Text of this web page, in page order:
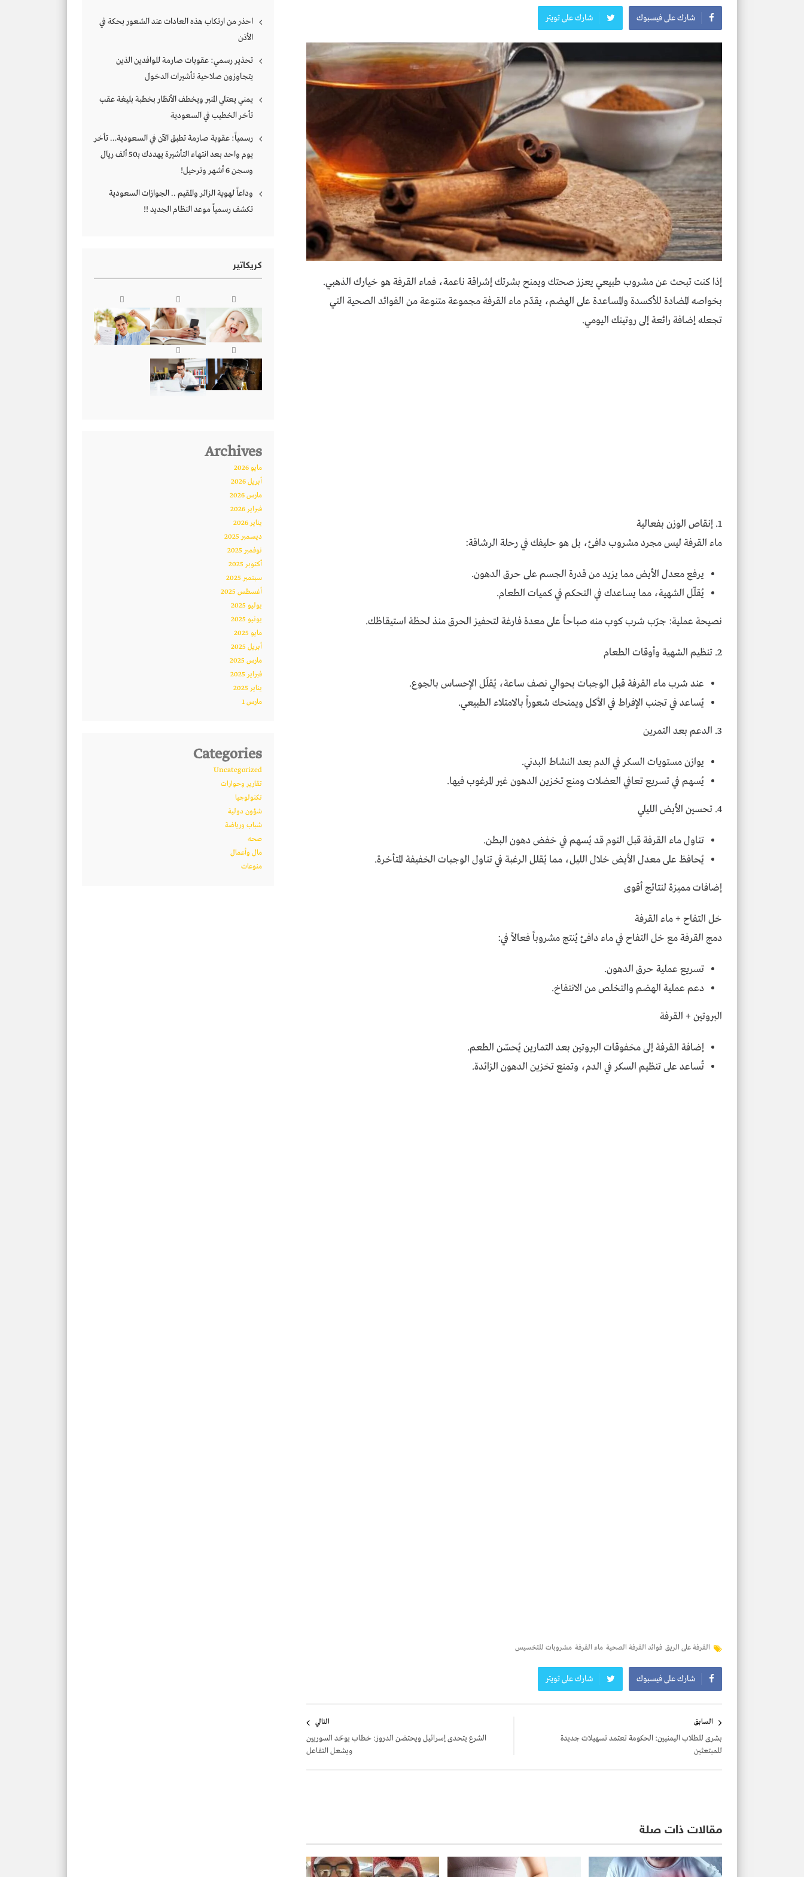
شارك على فيسبوك شارك على تويتر
إذا كنت تبحث عن مشروب طبيعي يعزز صحتك ويمنح بشرتك إشراقة ناعمة، فماء القرفة هو خيارك الذهبي.
بخواصه المضادة للأكسدة والمساعدة على الهضم، يقدّم ماء القرفة مجموعة متنوعة من الفوائد الصحية التي
تجعله إضافة رائعة إلى روتينك اليومي.
1. إنقاص الوزن بفعالية
ماء القرفة ليس مجرد مشروب دافئ، بل هو حليفك في رحلة الرشاقة:
يرفع معدل الأيض مما يزيد من قدرة الجسم على حرق الدهون.
يُقلّل الشهية، مما يساعدك في التحكم في كميات الطعام.
نصيحة عملية: جرّب شرب كوب منه صباحاً على معدة فارغة لتحفيز الحرق منذ لحظة استيقاظك.
2. تنظيم الشهية وأوقات الطعام
عند شرب ماء القرفة قبل الوجبات بحوالي نصف ساعة، يُقلّل الإحساس بالجوع.
يُساعد في تجنب الإفراط في الأكل ويمنحك شعوراً بالامتلاء الطبيعي.
3. الدعم بعد التمرين
يوازن مستويات السكر في الدم بعد النشاط البدني.
يُسهم في تسريع تعافي العضلات ومنع تخزين الدهون غير المرغوب فيها.
4. تحسين الأيض الليلي
تناول ماء القرفة قبل النوم قد يُسهم في خفض دهون البطن.
يُحافظ على معدل الأيض خلال الليل، مما يُقلل الرغبة في تناول الوجبات الخفيفة المتأخرة.
إضافات مميزة لنتائج أقوى
خل التفاح + ماء القرفة
دمج القرفة مع خل التفاح في ماء دافئ يُنتج مشروباً فعالاً في:
تسريع عملية حرق الدهون.
دعم عملية الهضم والتخلص من الانتفاخ.
البروتين + القرفة
إضافة القرفة إلى مخفوقات البروتين بعد التمارين يُحسّن الطعم.
تُساعد على تنظيم السكر في الدم، وتمنع تخزين الدهون الزائدة.
القرفة على الريق فوائد القرفة الصحية ماء القرفة مشروبات للتخسيس
شارك على فيسبوك شارك على تويتر
المقالات
السابق
بشرى للطلاب اليمنيين: الحكومة تعتمد تسهيلات جديدة
للمبتعثين
التالي
الشرع يتحدى إسرائيل ويحتضن الدروز: خطاب يوحّد السوريين
ويشعل التفاعل
مقالات ذات صلة
احذر من ارتكاب هذه العادات عند الشعور بحكة في
الأذن
تحذير رسمي: عقوبات صارمة للوافدين الذين
يتجاوزون صلاحية تأشيرات الدخول
يمني يعتلي المنبر ويخطف الأنظار بخطبة بليغة عقب
تأخر الخطيب في السعودية
رسمياً: عقوبة صارمة تطبق الآن في السعودية… تأخر
يوم واحد بعد انتهاء التأشيرة يهددك بـ50 ألف ريال
وسجن 6 أشهر وترحيل!
وداعاً لهوية الزائر والمقيم .. الجوازات السعودية
تكشف رسمياً موعد النظام الجديد !!
كريكاتير
Archives
مايو 2026
أبريل 2026
مارس 2026
فبراير 2026
يناير 2026
ديسمبر 2025
نوفمبر 2025
أكتوبر 2025
سبتمبر 2025
أغسطس 2025
يوليو 2025
يونيو 2025
مايو 2025
أبريل 2025
مارس 2025
فبراير 2025
يناير 2025
مارس 1
Categories
Uncategorized
تقارير وحوارات
تكنولوجيا
شؤون دولية
شباب ورياضة
صحه
مال وأعمال
منوعات